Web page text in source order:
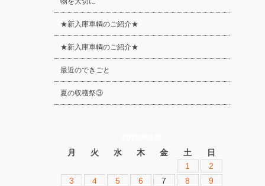
★新入庫車輌のご紹介★
★新入庫車輌のご紹介★
最近のできごと
夏の収穫祭③
月
火 水 木 金 土
日
1
2
3
4 5 6 7 8
9